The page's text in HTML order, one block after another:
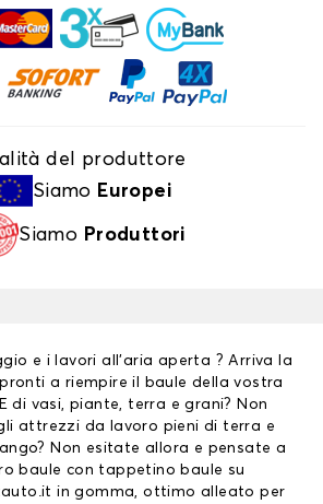
del produttore
Siamo Europei
Siamo Produttori
e i lavori all’aria aperta ? Arriva la
a riempire il baule della vostra
di vasi, piante, terra e grani? Non
attrezzi da lavoro pieni di terra e
Non esitate allora e pensate a
baule con tappetino baule su
in gomma, ottimo alleato per